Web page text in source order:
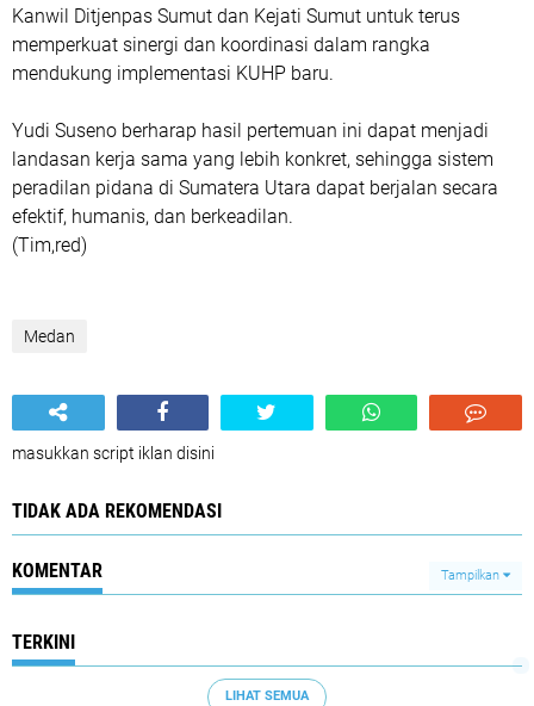
Kanwil Ditjenpas Sumut dan Kejati Sumut untuk terus
memperkuat sinergi dan koordinasi dalam rangka
mendukung implementasi KUHP baru.
Yudi Suseno berharap hasil pertemuan ini dapat menjadi
landasan kerja sama yang lebih konkret, sehingga sistem
peradilan pidana di Sumatera Utara dapat berjalan secara
efektif, humanis, dan berkeadilan.
(Tim,red)
Medan
masukkan script iklan disini
TIDAK ADA REKOMENDASI
KOMENTAR Tampilkan
TERKINI
LIHAT SEMUA